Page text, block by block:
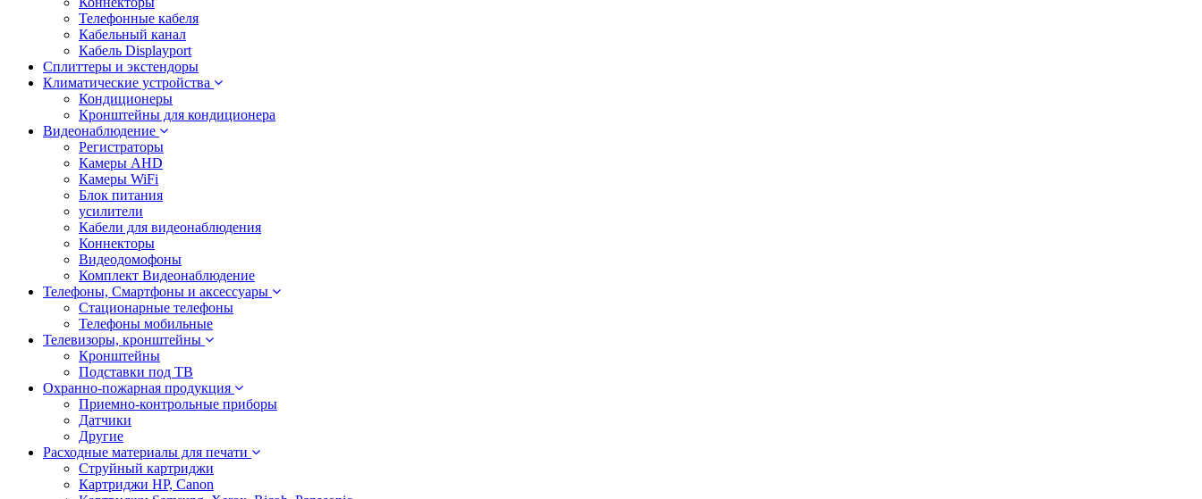
Телефонные кабеля
Кабельный канал
Кабель Displayport
Сплиттеры и экстендоры
Климатические устройства
Кондиционеры
Кронштейны для кондиционера
Видеонаблюдение
Регистраторы
Камеры AHD
Камеры WiFi
Блок питания
усилители
Кабели для видеонаблюдения
Коннекторы
Видеодомофоны
Комплект Видеонаблюдение
Телефоны, Смартфоны и аксессуары
Стационарные телефоны
Телефоны мобильные
Телевизоры, кронштейны
Кронштейны
Подставки под ТВ
Охранно-пожарная продукция
Приемно-контрольные приборы
Датчики
Другие
Расходные материалы для печати
Струйный картриджи
Картриджи HP, Canon